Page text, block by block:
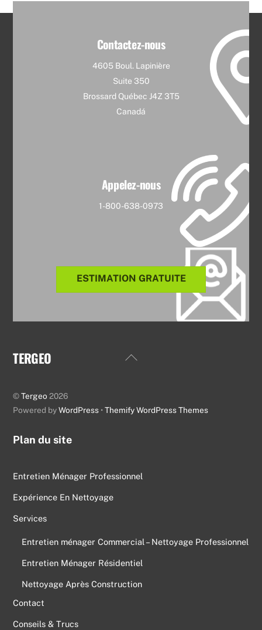
Contactez-nous
4605 Boul. Lapinière
Suite 350
Brossard Québec J4Z 3T5
Canadá
Appelez-nous
1-800-638-0973
ESTIMATION GRATUITE
Back
TERGEO
©Tergeo 2026
Powered byWordPress •Themify WordPress Themes
Plan du site
Entretien Ménager Professionnel
Expérience En Nettoyage
Services
Entretien ménager Commercial – Nettoyage Professionnel
Entretien Ménager Résidentiel
Nettoyage Après Construction
Contact
Conseils & Trucs